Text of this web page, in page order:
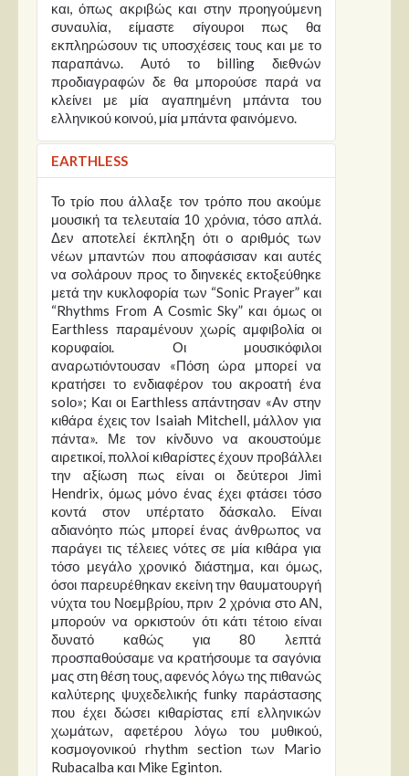
και, όπως ακριβώς και στην προηγούμενη
συναυλία, είμαστε σίγουροι πως θα
εκπληρώσουν τις υποσχέσεις τους και με το
παραπάνω. Αυτό το billing διεθνών
προδιαγραφών δε θα μπορούσε παρά να
κλείνει με μία αγαπημένη μπάντα του
ελληνικού κοινού, μία μπάντα φαινόμενο.
EARTHLESS
Το τρίο που άλλαξε τον τρόπο που ακούμε
μουσική τα τελευταία 10 χρόνια, τόσο απλά.
Δεν αποτελεί έκπληξη ότι ο αριθμός των
νέων μπαντών που αποφάσισαν και αυτές
να σολάρουν προς το διηνεκές εκτοξεύθηκε
μετά την κυκλοφορία των “Sonic Prayer” και
“Rhythms From A Cosmic Sky” και όμως οι
Earthless παραμένουν χωρίς αμφιβολία οι
κορυφαίοι. Οι μουσικόφιλοι
αναρωτιόντουσαν «Πόση ώρα μπορεί να
κρατήσει το ενδιαφέρον του ακροατή ένα
solο»; Και οι Earthless απάντησαν «Αν στην
κιθάρα έχεις τον Isaiah Mitchell, μάλλον για
πάντα». Με τον κίνδυνο να ακουστούμε
αιρετικοί, πολλοί κιθαρίστες έχουν προβάλλει
την αξίωση πως είναι οι δεύτεροι Jimi
Hendrix, όμως μόνο ένας έχει φτάσει τόσο
κοντά στον υπέρτατο δάσκαλο. Είναι
αδιανόητο πώς μπορεί ένας άνθρωπος να
παράγει τις τέλειες νότες σε μία κιθάρα για
τόσο μεγάλο χρονικό διάστημα, και όμως,
όσοι παρευρέθηκαν εκείνη την θαυματουργή
νύχτα του Νοεμβρίου, πριν 2 χρόνια στο ΑΝ,
μπορούν να ορκιστούν ότι κάτι τέτοιο είναι
δυνατό καθώς για 80 λεπτά
προσπαθούσαμε να κρατήσουμε τα σαγόνια
μας στη θέση τους, αφενός λόγω της πιθανώς
καλύτερης ψυχεδελικής funky παράστασης
που έχει δώσει κιθαρίστας επί ελληνικών
χωμάτων, αφετέρου λόγω του μυθικού,
κοσμογονικού rhythm section των Mario
Rubacalba και Mike Eginton.